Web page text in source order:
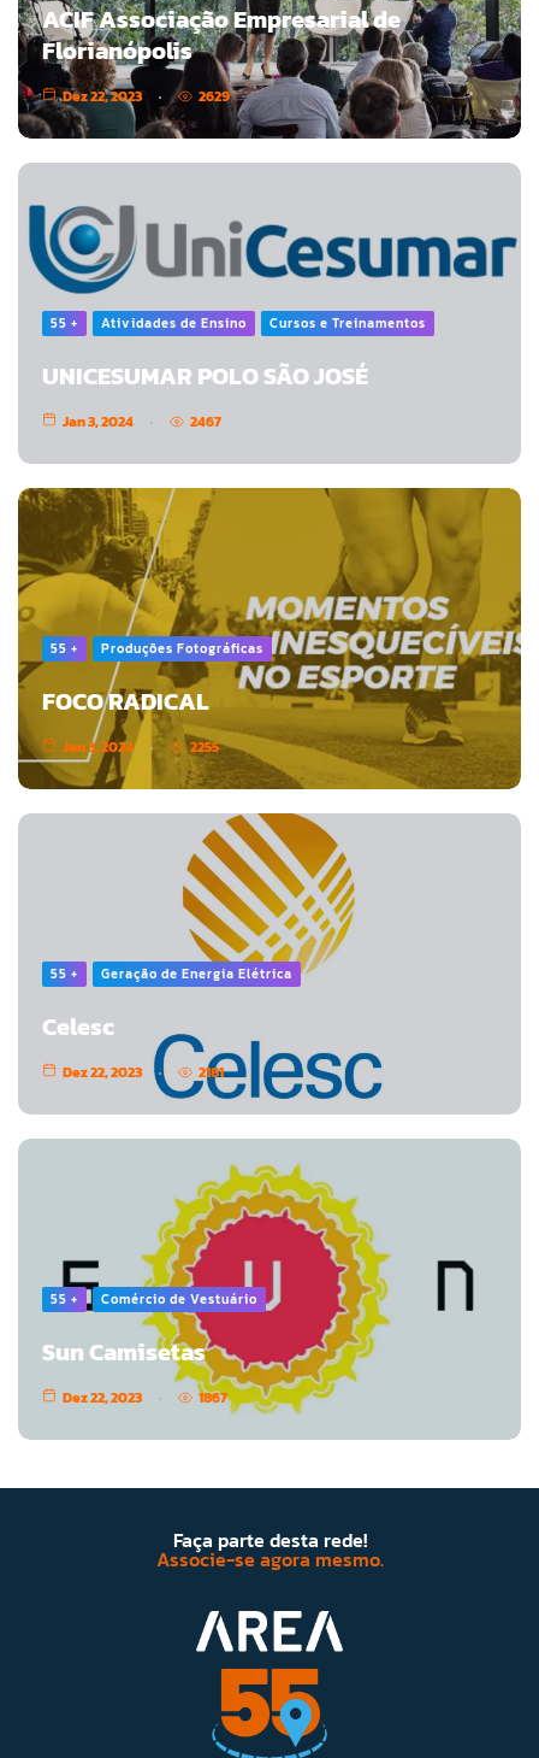
ACIF Associação Empresarial de
Florianópolis
Dez 22, 2023 2629
55 + Atividades de Ensino Cursos e Treinamentos
UNICESUMAR POLO SÃO JOSÉ
Jan 3, 2024 2467
55 + Produções Fotográficas
FOCO RADICAL
Jan 3, 2024 2255
55 + Geração de Energia Elétrica
Celesc
Dez 22, 2023 2181
55 + Comércio de Vestuário
Sun Camisetas
Dez 22, 2023 1867
Faça parte desta rede!
Associe-se agora mesmo.